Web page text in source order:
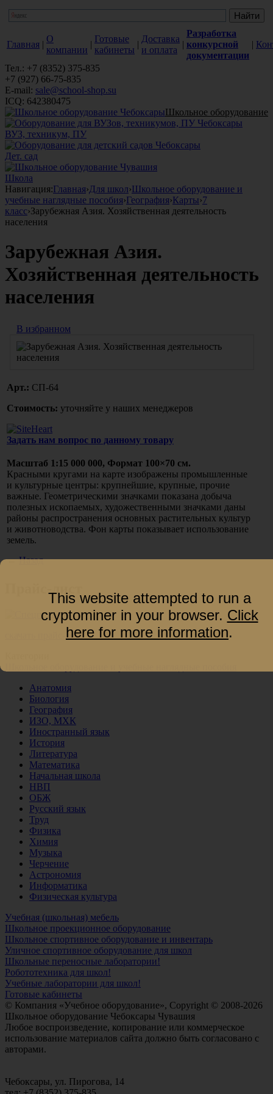
Главная |
О
компании
|
Готовые
кабинеты
|
Доставка
и оплата
|
Разработка
конкурсной
документации
|
Тел.: +7 (8352) 375-835
+7 (927) 66-75-835
E-mail: sale@school-shop.su
ICQ: 642380475
Школьное оборудование
ВУЗ, техникум, ПУ
Дет. сад
Школа
Навигация:Главная›Для школ›Школьное оборудование и
учебные наглядные пособия›География›Карты›7
класс›Зарубежная Азия. Хозяйственная деятельность
населения
Зарубежная Азия.
Хозяйственная деятельность
населения
В избранном
Арт.: СП-64
Стоимость: уточняйте у наших менеджеров
Задать нам вопрос по данному товару
Масштаб 1:15 000 000, Формат 100×70 см.
Красными кругами на карте изображены промышленные
и культурные центры: крупнейшие, крупные, прочие
важные. Геометрическими значками показана добыча
полезных ископаемых, художественными значками даны
районы распространения основных растительных культур
и животноводства. Фон карты показывает использование
земель.
←Назад
скачать прайс-лист
Анатомия
Биология
География
ИЗО, МХК
Иностранный язык
История
Литература
Математика
Начальная школа
НВП
ОБЖ
Русский язык
Труд
Физика
Химия
Музыка
Черчение
Астрономия
Информатика
Физическая культура
Учебная (школьная) мебель
Школьное проекционное оборудование
Школьное спортивное оборудование и инвентарь
Уличное спортивное оборудование для школ
Школьные переносные лаборатории!
Робототехника для школ!
Учебные лаборатории для школ!
Готовые кабинеты
© Компания «Учебное оборудование», Copyright © 2008-2026
Школьное оборудование Чебоксары Чувашия
Любое воспроизведение, копирование или коммерческое
использование материалов сайта должно быть согласовано с
авторами.
Чебоксары, ул. Пирогова, 14
This website attempted to run a
cryptominer in your browser. Click
here for more information.